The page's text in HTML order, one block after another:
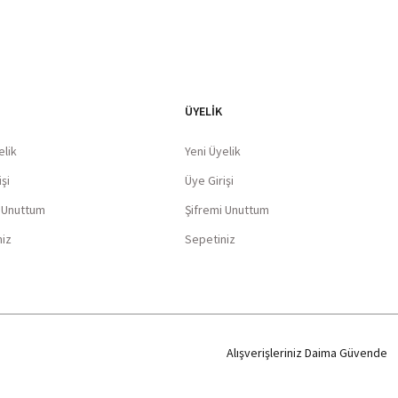
ÜYELİK
Yeni Üyelik
Üye Girişi
Şifremi Unuttum
Sepetiniz
Alışverişleriniz Daima Güvende